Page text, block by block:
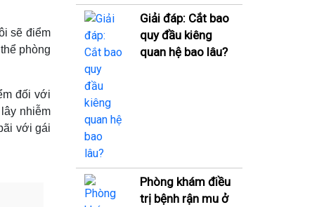
sẽ điểm
phòng
đối với
nhiễm
với gái
Giải đáp: Cắt bao
quy đầu kiêng
quan hệ bao lâu?
Phòng khám điều
trị bệnh rận mu ở